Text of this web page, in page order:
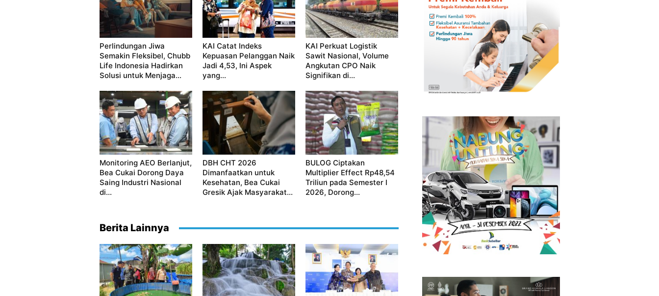
Perlindungan Jiwa
Semakin Fleksibel, Chubb
Life Indonesia Hadirkan
Solusi untuk Menjaga...
KAI Catat Indeks
Kepuasan Pelanggan Naik
Jadi 4,53, Ini Aspek
yang...
KAI Perkuat Logistik
Sawit Nasional, Volume
Angkutan CPO Naik
Signifikan di...
Monitoring AEO Berlanjut,
Bea Cukai Dorong Daya
Saing Industri Nasional
di...
DBH CHT 2026
Dimanfaatkan untuk
Kesehatan, Bea Cukai
Gresik Ajak Masyarakat...
BULOG Ciptakan
Multiplier Effect Rp48,54
Triliun pada Semester I
2026, Dorong...
Berita Lainnya